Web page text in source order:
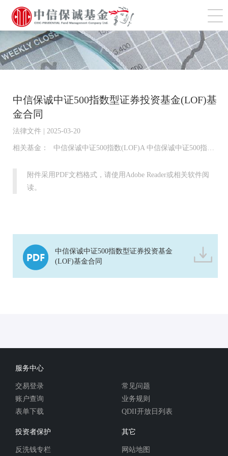
切
中信保诚中证500指数型证券投资基金(LOF)基
金合同
法律文件 | 2025-03-20
相关基金： 中信保诚中证500指数(LOF)A 中信保诚中证500指数(LOF)C
附件采用PDF文档格式，请使用Adobe Reader或相关软件阅
读。
中信保诚中证500指数型证券投资基金
(LOF)基金合同
服务中心
交易登录
账户查询
表单下载
常见问题
业务规则
QDII开放日列表
投资者保护
反洗钱专栏
其它
网站地图